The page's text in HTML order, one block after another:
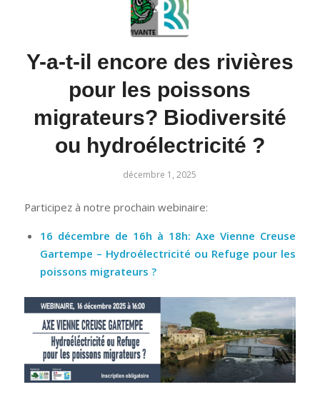
Y-a-t-il encore des rivières
pour les poissons
migrateurs? Biodiversité
ou hydroélectricité ?
décembre 1, 2025
Participez à notre prochain webinaire:
16 décembre de 16h à 18h: Axe Vienne Creuse
Gartempe – Hydroélectricité ou Refuge pour les
poissons migrateurs ?